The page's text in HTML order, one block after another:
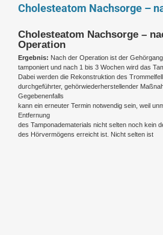
Cholesteatom Nachsorge –
Cholesteatom Nachsorge –
Operation
Ergebnis: Nach der Operation ist der Gehörgang
tamponiert und nach 1 bis 3 Wochen wird das
Dabei werden die Rekonstruktion des
durchgeführter, gehörwiederherstellender
Gegebenenfalls
kann ein erneuter Termin notwendig sein, weil
Entfernung
des Tamponadematerials nicht selten noch kein
des Hörvermögens erreicht ist. Nicht selten ist